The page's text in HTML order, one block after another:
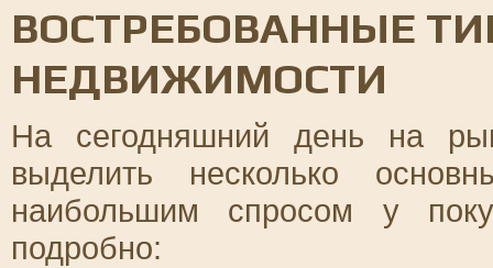
ВОСТРЕБОВАННЫЕ
НЕДВИЖИМОСТИ
На сегодняшний день на
выделить несколько
наибольшим спросом у
подробно: